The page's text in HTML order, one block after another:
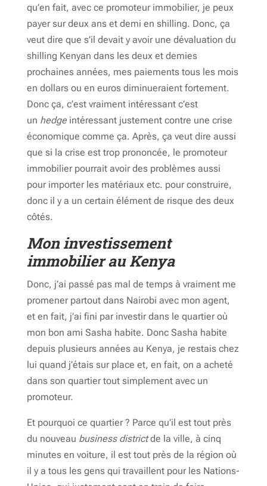
qu’en fait, avec ce promoteur immobilier, je peux
payer sur deux ans et demi en shilling. Donc, ça
veut dire que s’il devait y avoir une dévaluation du
shilling Kenyan dans les deux et demies
prochaines années, mes paiements tous les mois
en dollars ou en euros diminueraient fortement.
Donc ça, c’est vraiment intéressant c’est
un hedgeintéressant justement contre une crise
économique comme ça. Après, ça veut dire aussi
que si la crise est trop prononcée, le promoteur
immobilier pourrait avoir des problèmes aussi
pour importer les matériaux etc. pour construire,
donc il y a un certain élément de risque des deux
côtés.
Mon investissement
immobilier au Kenya
Donc, j’ai passé pas mal de temps à vraiment me
promener partout dans Nairobi avec mon agent,
et en fait, j’ai fini par investir dans le quartier où
mon bon ami Sasha habite. Donc Sasha habite
depuis plusieurs années au Kenya, je restais chez
lui quand j’étais sur place et, en fait, on a acheté
dans son quartier tout simplement avec un
promoteur.
Et pourquoi ce quartier ? Parce qu’il est tout près
du nouveau business districtde la ville, à cinq
minutes en voiture, il est tout près de la région où
il y a tous les gens qui travaillent pour les Nations-